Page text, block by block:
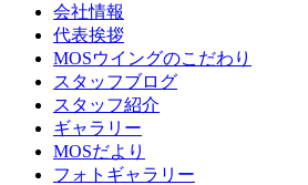
会社情報
代表挨拶
MOSウイングのこだわり
スタッフブログ
スタッフ紹介
ギャラリー
MOSだより
フォトギャラリー